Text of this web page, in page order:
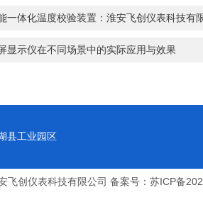
一体化温度校验装置：淮安飞创仪表科技有
显示仪在不同场景中的实际应用与效果
县工业园区
飞创仪表科技有限公司 备案号：苏ICP备